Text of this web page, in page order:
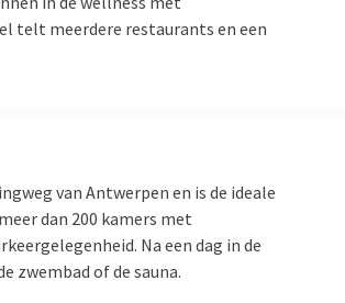
het heerlijke
fruit en diverse soorten vleeswaren en
soepen, quiches en vlees- en visgerechten.
beschikt het lunchbuffet ook over een
voor kinderen een kinderbuffet aanwezig.
telt meerdere restaurants en een
van Antwerpen en is de ideale
dan 200 kamers met
Na een dag in de
zwembad of de sauna.